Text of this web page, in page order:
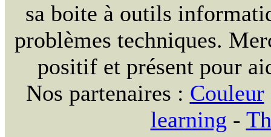
sa boite à outils
problèmes techniques.
positif et présent pour
Nos partenaires : Couleur
learning -